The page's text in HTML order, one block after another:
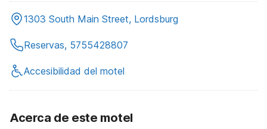
1303 South Main Street, Lordsburg
Reservas, 5755428807
Accesibilidad del motel
Acerca de este motel